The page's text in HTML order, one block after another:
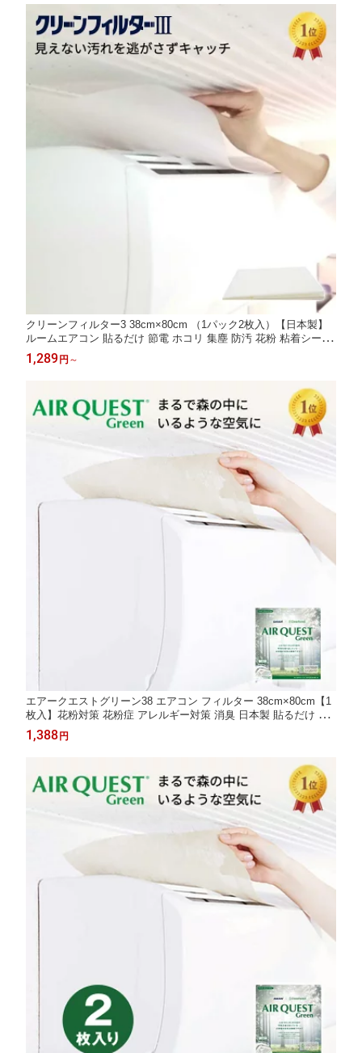
クリーンフィルター3 38cm×80cm （1パック2枚入）【日本製】
ルームエアコン 貼るだけ 節電 ホコリ 集塵 防汚 花粉 粘着シール
付 業者も認める高性能エアコン用フィルター【公式】
1,289 円 ～
エアークエストグリーン38 エアコン フィルター 38cm×80cm【1
枚入】花粉対策 花粉症 アレルギー対策 消臭 日本製 貼るだけ 取
替えサイン付 エアコンフィルター 吸気口 予防 省エネ 掃除 【森
林浄化を再現するフィルター】【公式】
1,388 円